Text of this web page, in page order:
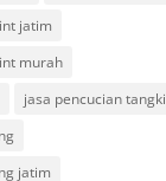
jatim
murah
jasa pencucian tangki
jatim